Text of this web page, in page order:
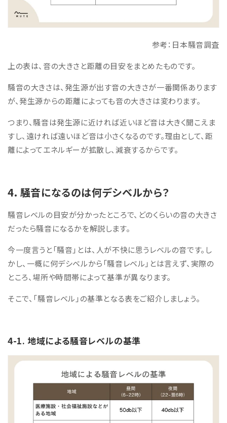
参考：日本騒音調査
上の表は、音の大きさと距離の目安をまとめたものです。
騒音の大きさは、発生源が出す音の大きさが一番関係あります
が、発生源からの距離によっても音の大きさは変わります。
つまり、騒音は発生源に近ければ近いほど音は大きく聞こえま
すし、遠ければ遠いほど音は小さくなるのです。理由として、 距
離によってエネルギーが拡散し、減衰するからです。
4. 騒音になるのは何デシベルから？
騒音レベルの目安が分かったところで、どのくらいの音の大きさ
だったら騒音になるかを解説します。
今一度言うと「騒音」とは、人が不快に思うレベルの音です。し
かし、一概に何デシベルから「騒音レベル」とは言えず、実際の
ところ、場所や時間帯によって基準が異なります。
そこで、「騒音レベル」の基準となる表をご紹介しましょう。
4-1. 地域による騒音レベルの基準